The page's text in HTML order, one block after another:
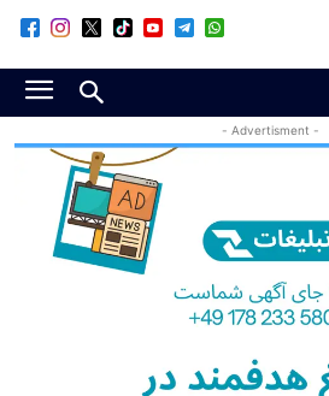
- Advertisment -